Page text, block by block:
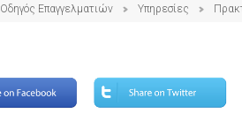
Οδηγός Επαγγελματιών Υπηρεσίες